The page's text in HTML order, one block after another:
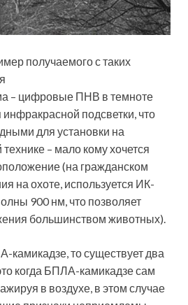
получаемого с таких
– цифровые ПНВ в темноте
подсветки, что
для установки на
– мало кому хочется
(на гражданском
на охоте, используется ИК-
900 нм, что позволяет
большинством животных).
камикадзе, то существует два
когда БПЛА-камикадзе сам
в воздухе, в этом случае